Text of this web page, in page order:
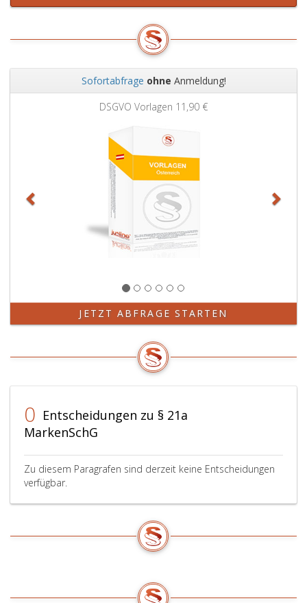
Sofortabfrage ohne Anmeldung!
DSGVO Vorlagen 11,90 €
JETZT ABFRAGE STARTEN
0 Entscheidungen zu § 21a
MarkenSchG
Zu diesem Paragrafen sind derzeit keine Entscheidungen
verfügbar.